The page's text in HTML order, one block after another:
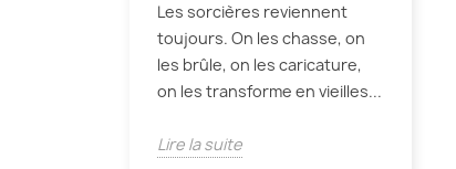
Les sorcières reviennent
toujours. On les chasse, on
les brûle, on les caricature,
on les transforme en vieilles...
Lire la suite